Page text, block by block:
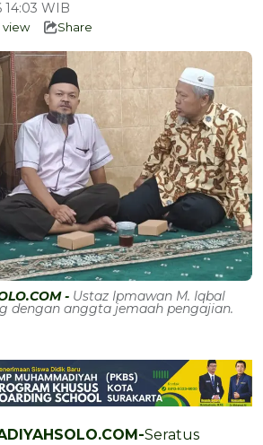
14:03 WIB
view Share
- Ustaz Ipmawan M. Iqbal
dengan anggta jemaah pengajian.
Seratus